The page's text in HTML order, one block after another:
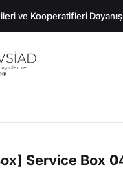
ve Kooperatifleri
Service Box